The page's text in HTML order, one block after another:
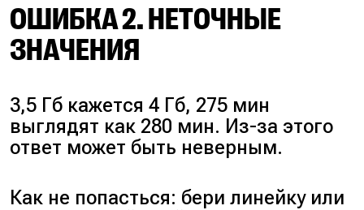
ОШИБКА 2. НЕТОЧНЫЕ
ЗНАЧЕНИЯ
3,5 Гб кажется 4 Гб, 275 мин
выглядят как 280 мин. Из-за этого
ответ может быть неверным.
Как не попасться: бери линейку или